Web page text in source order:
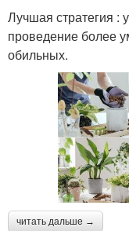
Лучшая стратегия :
проведение более
обильных.
читать дальше →